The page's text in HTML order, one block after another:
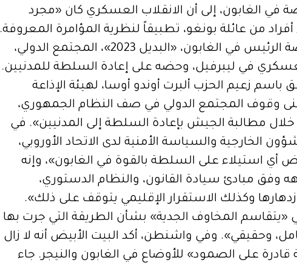
في الغابون، إلى أن الانقلاب العسكري كان «مجرد
من عائلة بونغو، تطبيقاً لنظرية المؤامرة المعروفة.
في السياق، دعا حزب المعارضة الرئيس في الغابون، «البديل 2023»، المجتمع الدولي،
في ليبرفيل، وحضه على إعادة السلطة للمدنيين.
باسم زعيم الحزب ألبرت أوندو أوسا، لهيئة الإذاعة
وقوف المجتمع الدولي في صف النظام الجمهوري،
مطالبة الجيش بإعادة السلطة إلى المدنيين». في
الخارجية والسياسة الأمنية لدى الاتحاد الأوروبي،
أي استيلاء على السلطة بالقوة في الغابون»، وإنه
وفق مبادئ سيادة القانون، والنظام الدستوري،
وكذلك الاستقرار الإقليمي يتوقف على ذلك».
«يتقاسم المخاوف الجدية» بشأن الطريقة التي جرت بها
وحقيقي». وفي واشنطن، أكد البيت الأبيض أنه لا زال
على الصمود» للأوضاع في الغابون والنيجر. جاء